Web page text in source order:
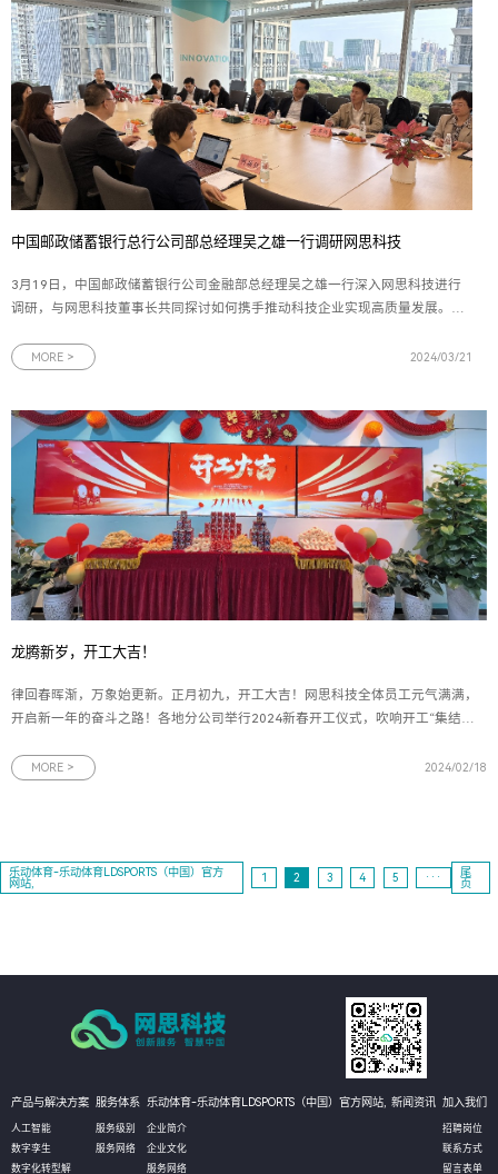
中国邮政储蓄银行总行公司部总经理吴之雄一行调研网思科技
3月19日，中国邮政储蓄银行公司金融部总经理吴之雄一行深入网思科技进行
调研，与网思科技董事长共同探讨如何携手推动科技企业实现高质量发展。中
副行长夏春林、马天楠，广东省分行公司金融部副总经理倪君，广州市分行副
MORE > 2024/03/21
龙腾新岁，开工大吉！
律回春晖渐，万象始更新。正月初九，开工大吉！网思科技全体员工元气满满，
开启新一年的奋斗之路！各地分公司举行2024新春开工仪式，吹响开工“集结
繁为简解疑难。崭新征程自今始，勇往直前不畏艰。2024，我们同舟共济，再创
MORE > 2024/02/18
乐动体育-乐动体育LDSPORTS（中国）官方
网站,
1 2 3 4 5 ···
尾
页
产品与解决方案
人工智能
数字孪生
数字化转型解
服务体系
服务级别
服务网络
乐动体育-乐动体育LDSPORTS（中国）官方网站,
企业简介
企业文化
服务网络
新闻资讯 加入我们
招聘岗位
联系方式
留言表单